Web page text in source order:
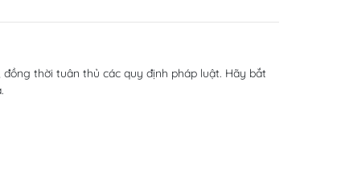
thời tuân thủ các quy định pháp luật. Hãy bắt